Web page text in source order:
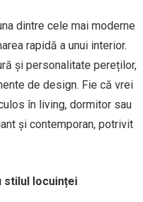
dintre cele mai moderne
rapidă a unui interior.
și personalitate pereților,
de design. Fie că vrei
în living, dormitor sau
și contemporan, potrivit
stilul locuinței